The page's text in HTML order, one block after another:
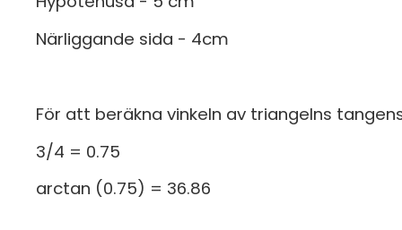
Närliggande sida - 4cm
För att beräkna vinkeln av triangelns
3/4 = 0.75
arctan (0.75) = 36.86